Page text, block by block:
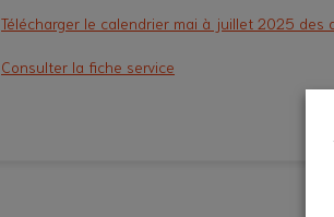
Télécharger le calendrier mai à juillet 2025 des
Consulter la fiche service